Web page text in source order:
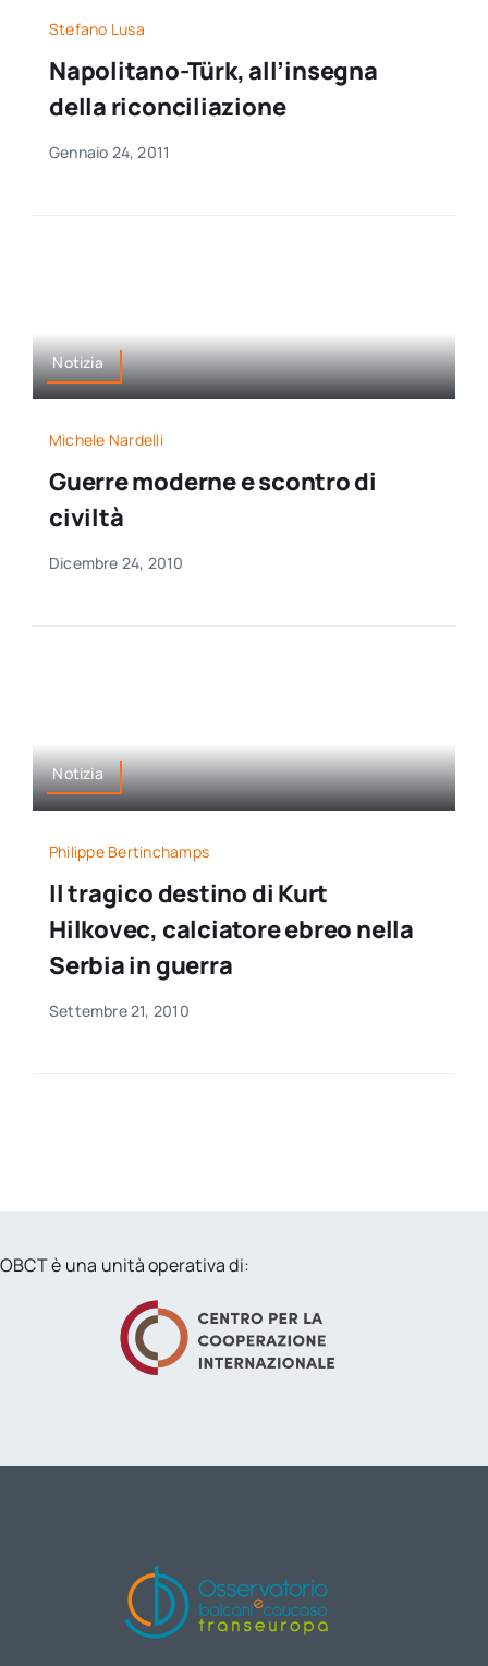
Stefano Lusa
Napolitano-Türk, all’insegna
della riconciliazione
Gennaio 24, 2011
Notizia
Michele Nardelli
Guerre moderne e scontro di
civiltà
Dicembre 24, 2010
Notizia
Philippe Bertinchamps
Il tragico destino di Kurt
Hilkovec, calciatore ebreo nella
Serbia in guerra
Settembre 21, 2010
OBCT è una unità operativa di: